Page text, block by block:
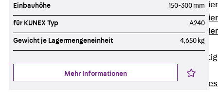
gelocht
Zurück
Einbauhöhe 150-300 mm
für KUNEX Typ A240
Gewicht je Lagermengeneinheit 4,650 kg
Mehr Informationen